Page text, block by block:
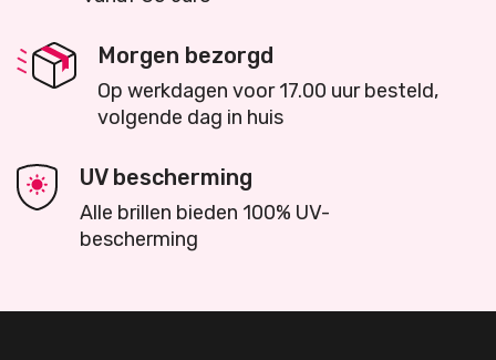
Morgen bezorgd
Op werkdagen voor 17.00 uur besteld,
volgende dag in huis
UV bescherming
Alle brillen bieden 100% UV-
bescherming